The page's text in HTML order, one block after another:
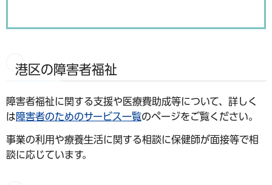
港区の障害者福祉
障害者福祉に関する支援や医療費助成等について、詳しく
は障害者のためのサービス一覧のページをご覧ください。
事業の利用や療養生活に関する相談に保健師が面接等で相
談に応じています。